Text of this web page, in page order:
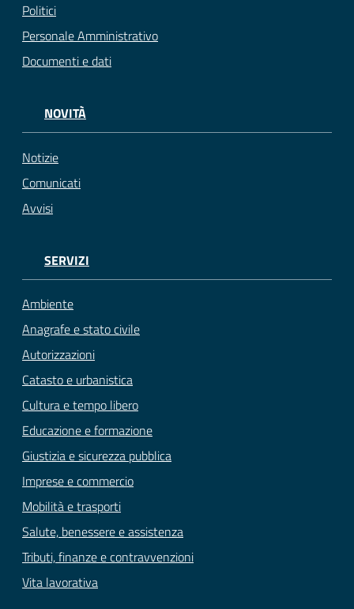
Politici
Personale Amministrativo
Documenti e dati
NOVITÀ
Notizie
Comunicati
Avvisi
SERVIZI
Ambiente
Anagrafe e stato civile
Autorizzazioni
Catasto e urbanistica
Cultura e tempo libero
Educazione e formazione
Giustizia e sicurezza pubblica
Imprese e commercio
Mobilità e trasporti
Salute, benessere e assistenza
Tributi, finanze e contravvenzioni
Vita lavorativa